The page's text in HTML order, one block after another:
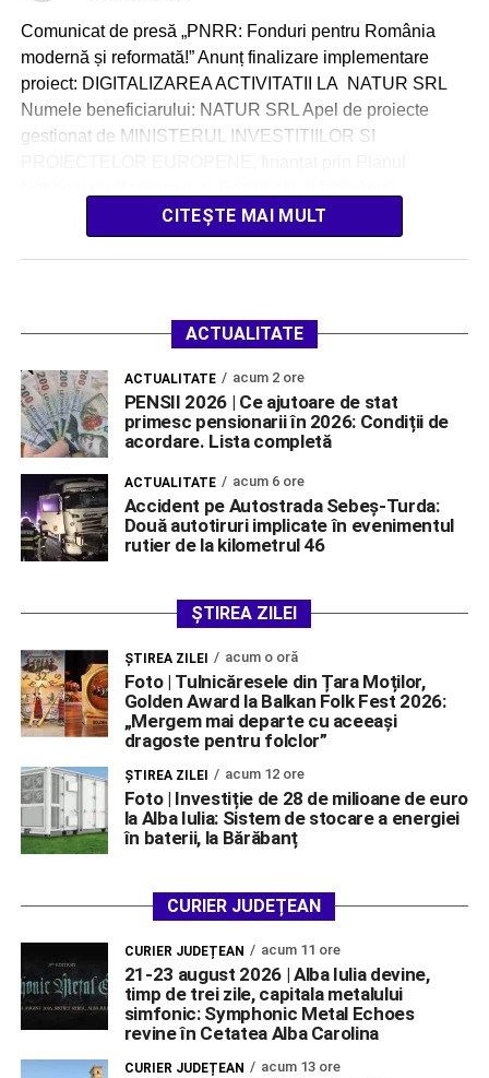
Comunicat de presă „PNRR: Fonduri pentru România
modernă și reformată!” Anunț finalizare implementare
proiect: DIGITALIZAREA ACTIVITATII LA NATUR SRL
Numele beneficiarului: NATUR SRL Apel de proiecte
gestionat de MINISTERUL INVESTITIILOR SI
Componenta. C9. SUPORT PENTRU SECTORUL
PRIVAT, CERCETARE, DEZVOLTARE .I INOVARE, […]
CITEȘTE MAI MULT
ACTUALITATE
ACTUALITATE acum 2 ore
PENSII 2026 | Ce ajutoare de stat
primesc pensionarii în 2026: Condiții de
acordare. Lista completă
ACTUALITATE acum 6 ore
Accident pe Autostrada Sebeș-Turda:
Două autotiruri implicate în evenimentul
rutier de la kilometrul 46
ȘTIREA ZILEI
ŞTIREA ZILEI acum o oră
Foto | Tulnicăresele din Țara Moților,
Golden Award la Balkan Folk Fest 2026:
„Mergem mai departe cu aceeași
dragoste pentru folclor”
ŞTIREA ZILEI acum 12 ore
Foto | Investiție de 28 de milioane de euro
la Alba Iulia: Sistem de stocare a energiei
în baterii, la Bărăbanț
CURIER JUDEȚEAN
CURIER JUDEȚEAN acum 11 ore
21-23 august 2026 | Alba Iulia devine,
timp de trei zile, capitala metalului
simfonic: Symphonic Metal Echoes
revine în Cetatea Alba Carolina
CURIER JUDEȚEAN acum 13 ore